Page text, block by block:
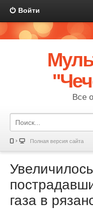
Войти
Все
Полная версия сайта
газа в